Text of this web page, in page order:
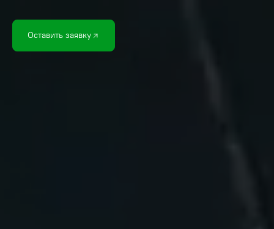
Оставить заявку